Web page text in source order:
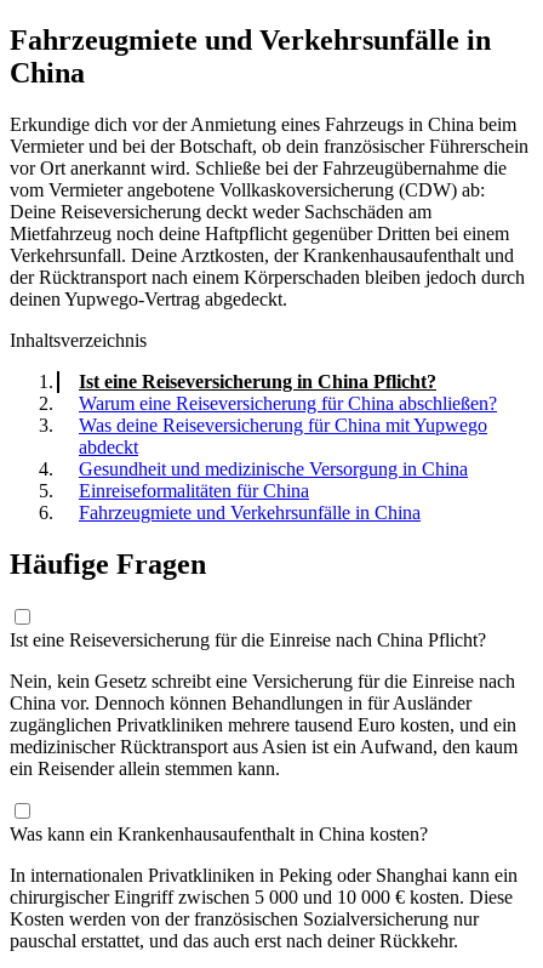
Fahrzeugmiete und Verkehrsunfälle in
China
Erkundige dich vor der Anmietung eines Fahrzeugs in China beim
Vermieter und bei der Botschaft, ob dein französischer Führerschein
vor Ort anerkannt wird. Schließe bei der Fahrzeugübernahme die
vom Vermieter angebotene Vollkaskoversicherung (CDW) ab:
Deine Reiseversicherung deckt weder Sachschäden am
Mietfahrzeug noch deine Haftpflicht gegenüber Dritten bei einem
Verkehrsunfall. Deine Arztkosten, der Krankenhausaufenthalt und
der Rücktransport nach einem Körperschaden bleiben jedoch durch
deinen Yupwego-Vertrag abgedeckt.
Inhaltsverzeichnis
Ist eine Reiseversicherung in China Pflicht?
Warum eine Reiseversicherung für China abschließen?
Was deine Reiseversicherung für China mit Yupwego
abdeckt
Gesundheit und medizinische Versorgung in China
Einreiseformalitäten für China
Fahrzeugmiete und Verkehrsunfälle in China
Häufige Fragen
Ist eine Reiseversicherung für die Einreise nach China Pflicht?
Nein, kein Gesetz schreibt eine Versicherung für die Einreise nach
China vor. Dennoch können Behandlungen in für Ausländer
zugänglichen Privatkliniken mehrere tausend Euro kosten, und ein
medizinischer Rücktransport aus Asien ist ein Aufwand, den kaum
ein Reisender allein stemmen kann.
Was kann ein Krankenhausaufenthalt in China kosten?
In internationalen Privatkliniken in Peking oder Shanghai kann ein
chirurgischer Eingriff zwischen 5 000 und 10 000 € kosten. Diese
Kosten werden von der französischen Sozialversicherung nur
pauschal erstattet, und das auch erst nach deiner Rückkehr.